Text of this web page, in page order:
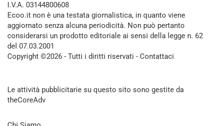
I.V.A. 03144800608
Ecoo.it non è una testata giornalistica, in quanto viene
aggiornato senza alcuna periodicità. Non può pertanto
considerarsi un prodotto editoriale ai sensi della legge n. 62
del 07.03.2001
Copyright ©2026 - Tutti i diritti riservati - Contattaci
Le attività pubblicitarie su questo sito sono gestite da
theCoreAdv